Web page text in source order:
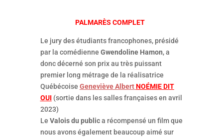
PALMARÈS COMPLET
Le jury des étudiants francophones, présidé
par la comédienne Gwendoline Hamon, a
donc décerné son prix au très puissant
premier long métrage de la réalisatrice
Québécoise Geneviève Albert NOÉMIE DIT
OUI (sortie dans les salles françaises en avril
2023)
Le Valois du publica récompensé un film que
nous avons également beaucoup aimé sur